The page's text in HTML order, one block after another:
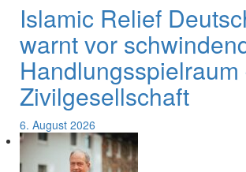
Islamic Relief
warnt vor
Handlungsspielraum
Zivilgesellschaft
6. August 2026